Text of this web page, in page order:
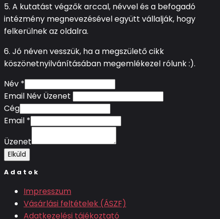
5. A kutatást végzők arccal, névvel és a befogadó
intézmény megnevezésével együtt vállalják, hogy
felkerülnek az oldalra.
6. Jó néven vesszük, ha a megszülető cikk
köszönetnyilvánításában megemlékezel rólunk :).
Név *
Email Név Üzenet
Cég
Email *
Üzenet
Elküld
Adatok
Impresszum
Vásárlási feltételek (ÁSZF)
Adatkezelési tájékoztató